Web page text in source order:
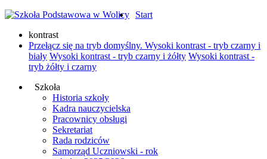
kontrast
Przełącz się na tryb domyślny. Wysoki kontrast - tryb czarny i
biały Wysoki kontrast - tryb czarny i żółty Wysoki kontrast -
tryb żółty i czarny
Start
Szkoła
Historia szkoły
Kadra nauczycielska
Pracownicy obsługi
Sekretariat
Rada rodziców
Samorząd Uczniowski - rok